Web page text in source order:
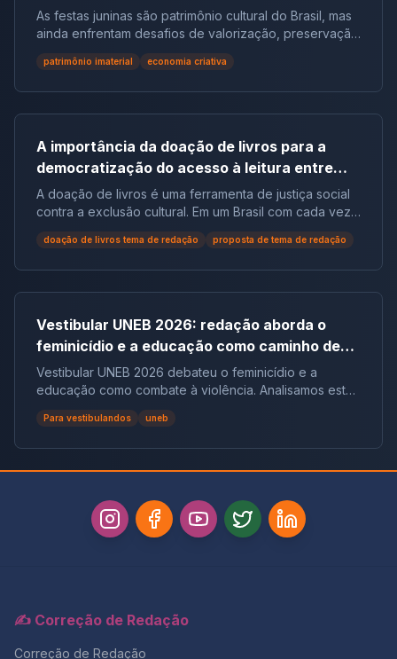
redação
As festas juninas são patrimônio cultural do Brasil, mas
ainda enfrentam desafios de valorização, preservação
e reconhecimento social.
patrimônio imaterial economia criativa
A importância da doação de livros para a
democratização do acesso à leitura entre
populações em situação de vulnerabilidade
social no Brasil | Tema de Redação
A doação de livros é uma ferramenta de justiça social
contra a exclusão cultural. Em um Brasil com cada vez
mais não leitores, ela democratiza o acesso ao
conhecimento e reduz desigualdades.
doação de livros tema de redação proposta de tema de redação
Vestibular UNEB 2026: redação aborda o
feminicídio e a educação como caminho de
combate à violência
Vestibular UNEB 2026 debateu o feminicídio e a
educação como combate à violência. Analisamos este
tema crucial que desafiou milhares e te preparamos
para futuras pautas sociais.
Para vestibulandos uneb
✍️ Correção de Redação
Correção de Redação